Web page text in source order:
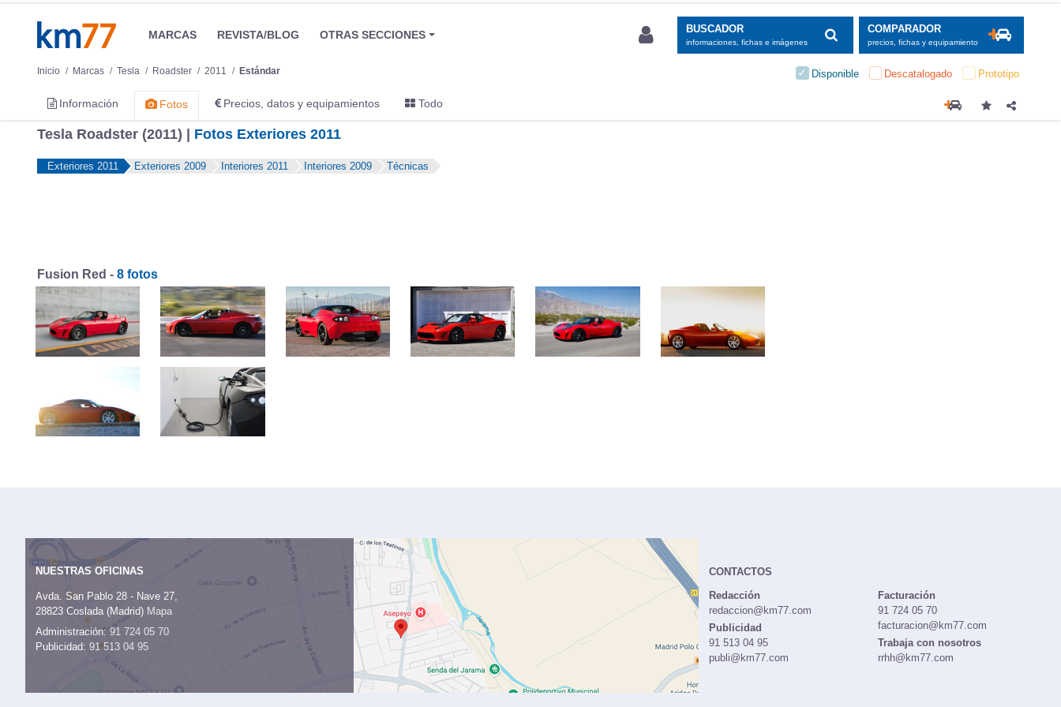
MARCAS REVISTA/BLOG OTRAS SECCIONES BUSCADOR
informaciones, fichas e imágenes
COMPARADOR
precios, fichas y equipamiento
Inicio Marcas Tesla Roadster 2011 Estándar Disponible Descatalogado Prototipo
Información Fotos Precios, datos y equipamientos Todo
Tesla Roadster (2011) | Fotos Exteriores 2011
Exteriores 2011 Exteriores 2009 Interiores 2011 Interiores 2009 Técnicas
Fusion Red - 8 fotos
NUESTRAS OFICINAS
Avda. San Pablo 28 - Nave 27,
28823 Coslada (Madrid) Mapa
Administración:91 724 05 70
Publicidad: 91 513 04 95
CONTACTOS
Redacción
redaccion@km77.com
Publicidad
91 513 04 95
publi@km77.com
Facturación
91 724 05 70
facturacion@km77.com
Trabaja con nosotros
rrhh@km77.com